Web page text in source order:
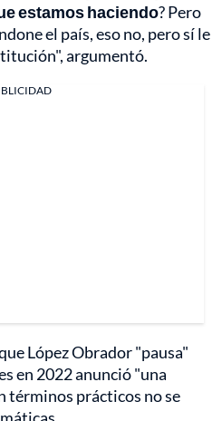
estamos haciendo? Pero
el país, eso no, pero sí le
argumentó.
López Obrador "pausa"
en 2022 anunció "una
términos prácticos no se